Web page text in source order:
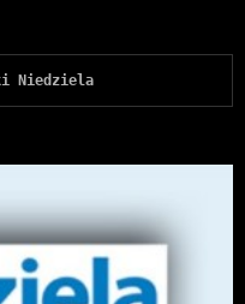
Niedziela